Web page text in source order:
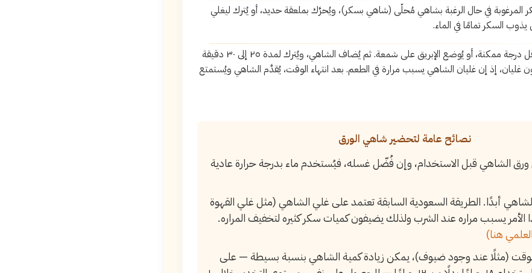
المرغوبة في حال الرغبة بشاهي مُحلّى (شاهي بسكر)، ويُحرَّك بملعقة حديد، أو يُترك ليغلي
تُخفف النار إلى أقل درجة ممكنة، أو يُوضع الإبريق على شمعة. ثم يُضاف الشاهي، ويُترك لمدة ٢٥ إلى ٣٠ دقيقة
غليان، إذ إن غليان الشاهي يسبب مرارة في الطعم. بعد انتهاء الوقت، يُقدَّم الشاهي ويُستمتع
نصائح عامة لتحضير شاهي الورق
الشاهي قبل الاستخدام، وإن فُضّل غسله، فيُستخدم ماء بدرجة حرارة عادية
أبدًا. الطريقة السعودية السابقة تعتمد على غلي الشاهي (مثل غلي القهوة
الأمر يسبب مراره عند الشرب ولذلك يضيفون كميات سكر كثيره لتخفيف المراره.
هنا)
(مثلًا عند وجود ضيوف)، يمكن زيادة كمية الشاهي بنسبة بسيطة — على